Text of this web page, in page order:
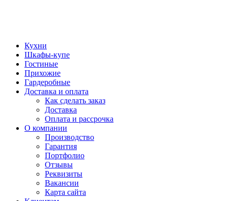
Кухни
Шкафы-купе
Гостиные
Прихожие
Гардеробные
Доставка и оплата
Как сделать заказ
Доставка
Оплата и рассрочка
О компании
Производство
Гарантия
Портфолио
Отзывы
Реквизиты
Вакансии
Карта сайта